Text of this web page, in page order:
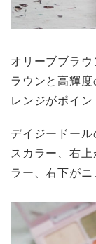
オリーブブラウ
ラウンと高輝
レンジがポイン
デイジードー
スカラー、右
ラー、右下がニ